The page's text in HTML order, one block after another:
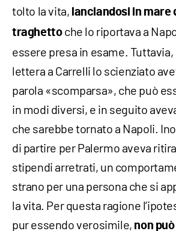
tolto la vita, lanciandosi in mare
traghetto che lo riportava a
essere presa in esame.
lettera a Carrelli lo scienziato
parola «scomparsa», che può
in modi diversi, e in seguito
che sarebbe tornato a Napoli.
di partire per Palermo aveva
stipendi arretrati, un
strano per una persona che si
la vita. Per questa ragione
pur essendo verosimile, non